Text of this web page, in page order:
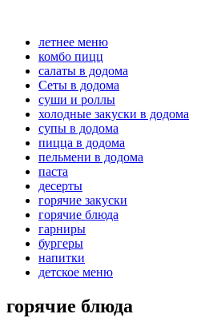
летнее меню
комбо пицц
салаты в додома
Сеты в додома
суши и роллы
холодные закуски в додома
супы в додома
пицца в додома
пельмени в додома
паста
десерты
горячие закуски
горячие блюда
гарниры
бургеры
напитки
детское меню
горячие блюда